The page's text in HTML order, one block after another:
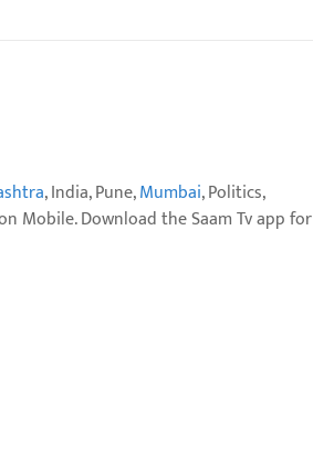
, India, Pune,Mumbai, Politics,
Mobile. Download the Saam Tv app for